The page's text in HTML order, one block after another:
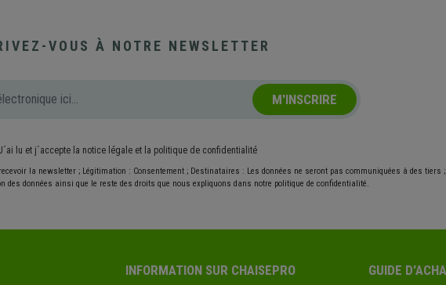
VOUS À NOTRE NEWSLETTER
M'INSCRIRE
lu et j´accepte la notice légale et la politique de confidentialité
la newsletter ; Légitimation : Consentement ; Destinataires : Les données ne seront pas communiquées à des tiers ;
données ainsi que le reste des droits que nous expliquons dans notre politique de confidentialité.
INFORMATION SUR CHAISEPRO GUIDE